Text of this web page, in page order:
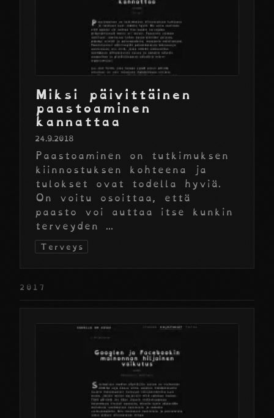
Miksi päivittäinen
paastoaminen
kannattaa
24.9.2018
Paastoaminen on tutkimuksen
kiinnostuksen kohteena ja
tulokset ovat todella hyviä.
On voitu osoittaa, että
paasto voi auttaa itse kunkin
terveyden ...
Terveys
2017